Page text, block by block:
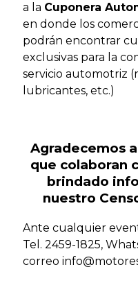
a la Cuponera
en donde los
podrán encontrar
exclusivas para la
servicio automotriz
lubricantes, etc.)
Agradecemos
que colaboran
brindado
nuestro
Ante cualquier
Tel. 2459-1825,
correo